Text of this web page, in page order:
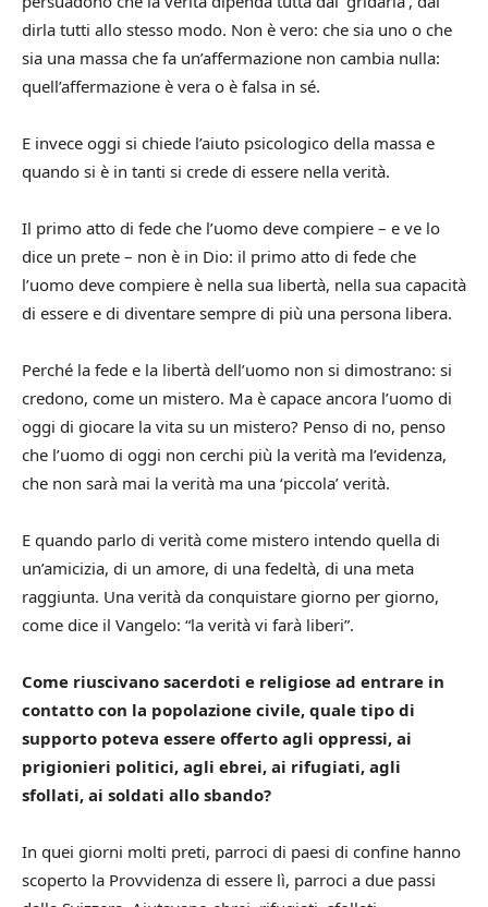
dirla tutti allo stesso modo. Non è vero: che sia uno o che
sia una massa che fa un’affermazione non cambia nulla:
quell’affermazione è vera o è falsa in sé.
E invece oggi si chiede l’aiuto psicologico della massa e
quando si è in tanti si crede di essere nella verità.
Il primo atto di fede che l’uomo deve compiere – e ve lo
dice un prete – non è in Dio: il primo atto di fede che
l’uomo deve compiere è nella sua libertà, nella sua capacità
di essere e di diventare sempre di più una persona libera.
Perché la fede e la libertà dell’uomo non si dimostrano: si
credono, come un mistero. Ma è capace ancora l’uomo di
oggi di giocare la vita su un mistero? Penso di no, penso
che l’uomo di oggi non cerchi più la verità ma l’evidenza,
che non sarà mai la verità ma una ‘piccola’ verità.
E quando parlo di verità come mistero intendo quella di
un’amicizia, di un amore, di una fedeltà, di una meta
raggiunta. Una verità da conquistare giorno per giorno,
come dice il Vangelo: “la verità vi farà liberi”.
Come riuscivano sacerdoti e religiose ad entrare in
contatto con la popolazione civile, quale tipo di
supporto poteva essere offerto agli oppressi, ai
prigionieri politici, agli ebrei, ai rifugiati, agli
sfollati, ai soldati allo sbando?
In quei giorni molti preti, parroci di paesi di confine hanno
scoperto la Provvidenza di essere lì, parroci a due passi